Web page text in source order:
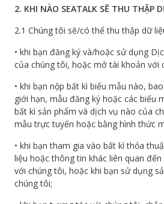
2. KHI NÀO SEATALK SẼ THU THẬP
2.1 Chúng tôi sẽ/có thể thu thập dữ
• khi bạn đăng ký và/hoặc sử dụng
của chúng tôi, hoặc mở tài khoản với
• khi bạn nộp bất kì biểu mẫu nào,
giới hạn, mẫu đăng ký hoặc các biểu
bất kì sản phẩm và dịch vụ nào của
mẫu trực tuyến hoặc bằng hình thức
• khi bạn tham gia vào bất kì thỏa
liệu hoặc thông tin khác liên quan
với chúng tôi, hoặc khi bạn sử dụng
chúng tôi;